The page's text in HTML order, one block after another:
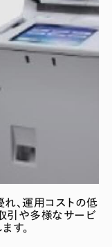
、運用コストの低
引や多様なサービ
す。